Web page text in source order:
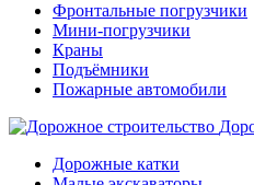
Фронтальные погрузчики
Мини-погрузчики
Краны
Подъёмники
Пожарные автомобили
Дорожные катки